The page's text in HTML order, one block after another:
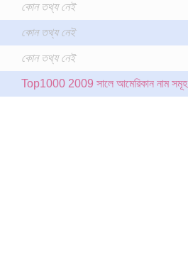
কোন তথ্য নেই
কোন তথ্য নেই
কোন তথ্য নেই
Top1000 2009 সালে আমেরিকান নাম সমূহ